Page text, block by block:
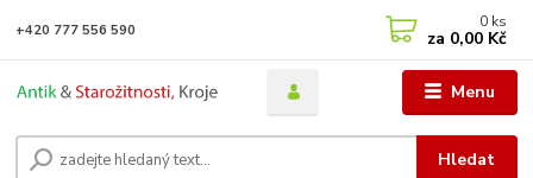
Menu
Hledat
+420 777 556 590 0 ks
za 0,00 Kč